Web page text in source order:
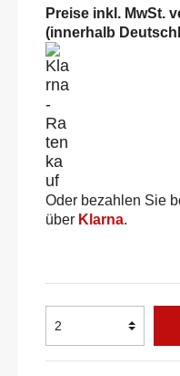
Preise inkl. MwSt.
(innerhalb
Oder bezahlen Sie
über Klarna.